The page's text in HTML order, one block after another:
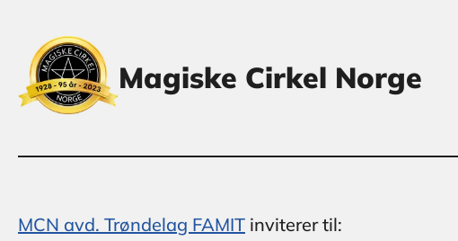
Magiske Cirkel Norge
MCN avd. Trøndelag FAMIT inviterer til: